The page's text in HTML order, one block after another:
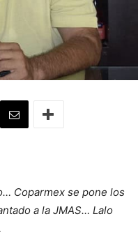
Coparmex se pone los
a la JMAS… Lalo